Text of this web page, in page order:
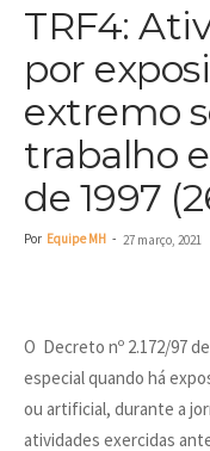
TRF4:
por
extremo
trabalho
de 1997
Por Equipe MH - 27 março, 2021
O Decreto nº 2.172/97
especial quando há
ou artificial, durante a
atividades exercidas